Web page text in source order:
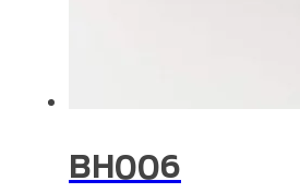
BH006